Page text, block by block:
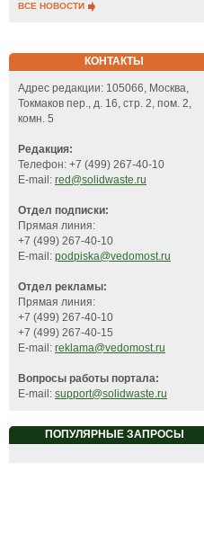
ВСЕ НОВОСТИ
КОНТАКТЫ
Адрес редакции: 105066, Москва,
Токмаков пер., д. 16, стр. 2, пом. 2,
комн. 5
Редакция:
Телефон: +7 (499) 267-40-10
E-mail: red@solidwaste.ru
Отдел подписки:
Прямая линия:
+7 (499) 267-40-10
E-mail: podpiska@vedomost.ru
Отдел рекламы:
Прямая линия:
+7 (499) 267-40-10
+7 (499) 267-40-15
E-mail: reklama@vedomost.ru
Вопросы работы портала:
E-mail: support@solidwaste.ru
ПОПУЛЯРНЫЕ ЗАПРОСЫ